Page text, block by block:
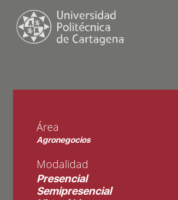
Área
Agronegocios
Modalidad
Presencial
Semipresencial